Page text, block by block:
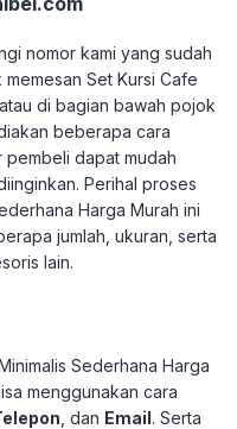
nomor kami yang sudah
Set Kursi Cafe
di bagian bawah pojok
beberapa cara
dapat mudah
Perihal proses
Harga Murah ini
jumlah, ukuran, serta
lain.
Sederhana Harga
menggunakan cara
, dan Email. Serta